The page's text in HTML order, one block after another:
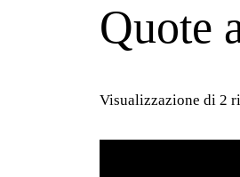
Quote
Visualizzazione di 2